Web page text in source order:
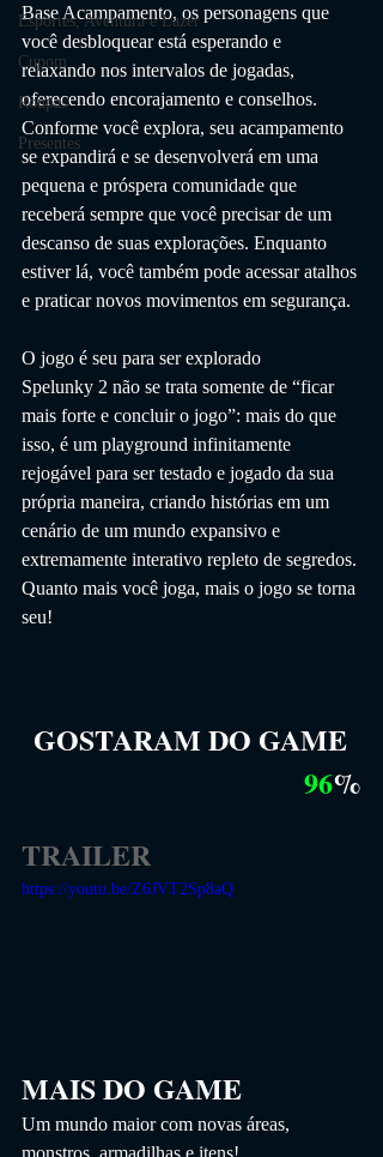
Esportes, Aventura e Lazer
Cupom
Roupas
Presentes
Base Acampamento, os personagens que
você desbloquear está esperando e
relaxando nos intervalos de jogadas,
oferecendo encorajamento e conselhos.
Conforme você explora, seu acampamento
se expandirá e se desenvolverá em uma
pequena e próspera comunidade que
receberá sempre que você precisar de um
descanso de suas explorações. Enquanto
estiver lá, você também pode acessar atalhos
e praticar novos movimentos em segurança.
O jogo é seu para ser explorado
Spelunky 2 não se trata somente de “ficar
mais forte e concluir o jogo”: mais do que
isso, é um playground infinitamente
rejogável para ser testado e jogado da sua
própria maneira, criando histórias em um
cenário de um mundo expansivo e
extremamente interativo repleto de segredos.
Quanto mais você joga, mais o jogo se torna
seu!
GOSTARAM DO GAME
96%
TRAILER
https://youtu.be/Z6JVT2Sp8aQ
MAIS DO GAME
Um mundo maior com novas áreas,